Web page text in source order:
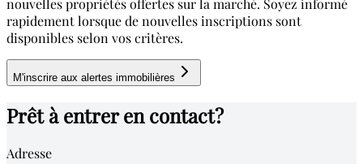
nouvelles propriétés offertes sur la marché. Soyez informé
rapidement lorsque de nouvelles inscriptions sont
disponibles selon vos critères.
M'inscrire aux alertes immobilières
Prêt à entrer en contact?
Adresse